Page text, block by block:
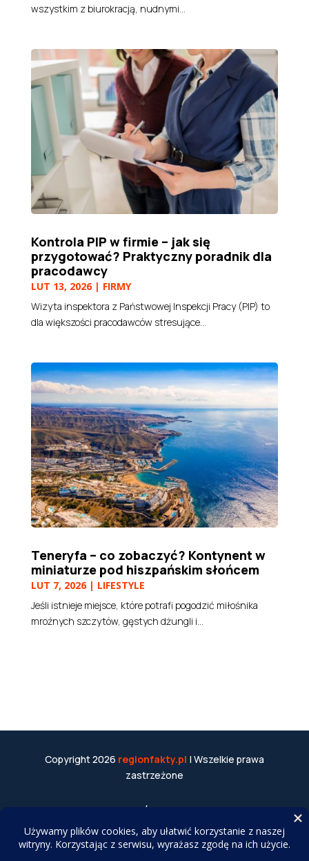
wszystkim z biurokracją, nudnymi...
Kontrola PIP w firmie – jak się
przygotować? Praktyczny poradnik dla
pracodawcy
LUT 13, 2026| FIRMY
Wizyta inspektora z Państwowej Inspekcji Pracy (PIP) to
dla większości pracodawców stresujące...
Teneryfa – co zobaczyć? Kontynent w
miniaturze pod hiszpańskim słońcem
LUT 7, 2026| LIFESTYLE
Jeśli istnieje miejsce, które potrafi pogodzić miłośnika
mroźnych szczytów, gęstych dżungli i...
Copyright 2026 regionfakty.pl | Wszelkie prawa
zastrzeżone
WSPÓŁPRACA
Do tworzenia tekstów i obrazów wykorzystujemy